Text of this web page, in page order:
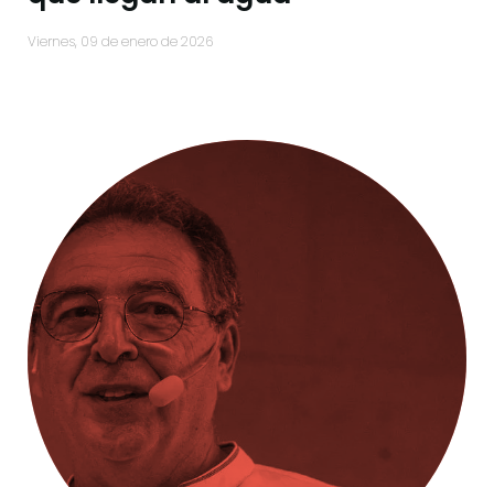
viernes, 09 de enero de 2026